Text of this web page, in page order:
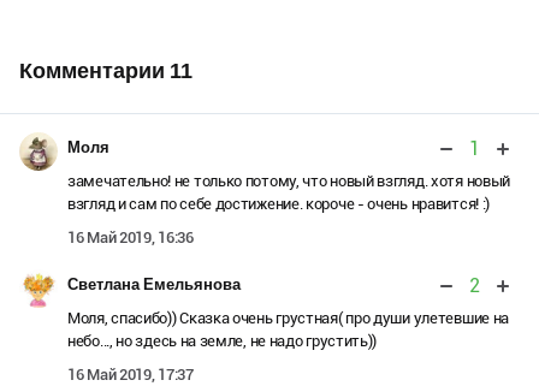
Комментарии 11
Моля 1
замечательно! не только потому, что новый взгляд. хотя новый
взгляд и сам по себе достижение. короче - очень нравится! :)
16 Май 2019, 16:36
Светлана Емельянова 2
Моля, спасибо)) Сказка очень грустная( про души улетевшие на
небо..., но здесь на земле, не надо грустить))
16 Май 2019, 17:37